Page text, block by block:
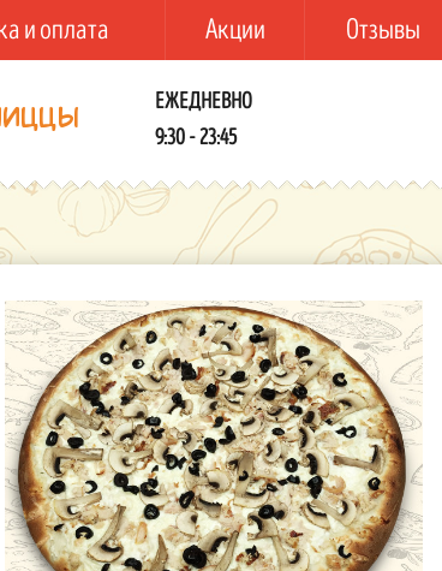
и оплата Акции Отзывы
ЕЖЕДНЕВНО
9:30 - 23:45